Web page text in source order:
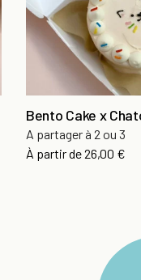
Bento Cake x
A partager à 2 ou 3
À partir de26,00 €